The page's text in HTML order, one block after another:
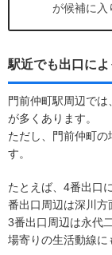
が候補に入
駅近でも出口に
門前仲町駅周辺で
が多くあります。
ただし、門前仲町の
す。
たとえば、4番出口
番出口周辺は深川方
3番出口周辺は永代
場寄りの生活動線に